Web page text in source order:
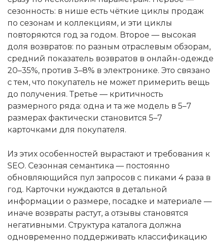
сезонность: в нише есть чёткие циклы продаж
по сезонам и коллекциям, и эти циклы
повторяются год за годом. Второе — высокая
доля возвратов: по разным отраслевым обзорам,
средний показатель возвратов в онлайн-одежде
20–35%, против 3–8% в электронике. Это связано
с тем, что покупатель не может примерить вещь
до получения. Третье — критичность
размерного ряда: одна и та же модель в 5–7
размерах фактически становится 5–7
карточками для покупателя.
Из этих особенностей вырастают и требования к
SEO. Сезонная семантика — постоянно
обновляющийся пул запросов с пиками 4 раза в
год. Карточки нуждаются в детальной
информации о размере, посадке и материале —
иначе возвраты растут, а отзывы становятся
негативными. Структура каталога должна
одновременно поддерживать классификацию